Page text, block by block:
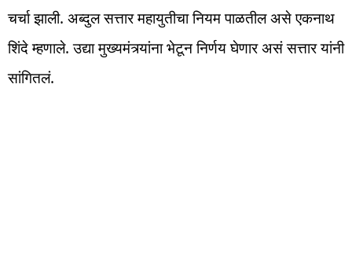
चर्चा झाली. अब्दुल सत्तार महायुतीचा नियम पाळतील असे एकनाथ
शिंदे म्हणाले. उद्या मुख्यमंत्र्यांना भेटून निर्णय घेणार असं सत्तार यांनी
सांगितलं.